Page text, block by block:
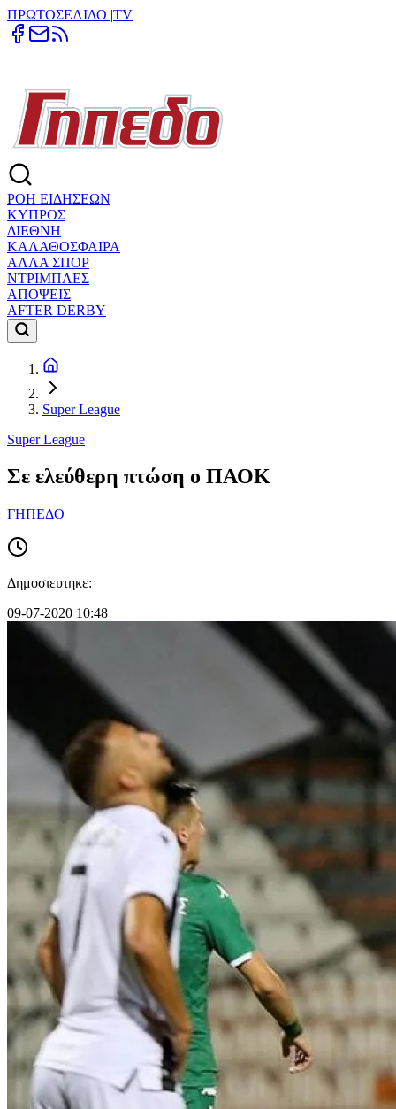
ΠΡΩΤΟΣΕΛΙΔΟ |TV
ΡΟΗ ΕΙΔΗΣΕΩΝ
ΚΥΠΡΟΣ
ΔΙΕΘΝΗ
ΚΑΛΑΘΟΣΦΑΙΡΑ
ΑΛΛΑ ΣΠΟΡ
ΝΤΡΙΜΠΛΕΣ
ΑΠΟΨΕΙΣ
AFTER DERBY
Super League
Super League
Σε ελεύθερη πτώση ο ΠΑΟΚ
ΓΗΠΕΔΟ
Δημοσιευτηκε:
09-07-2020 10:48